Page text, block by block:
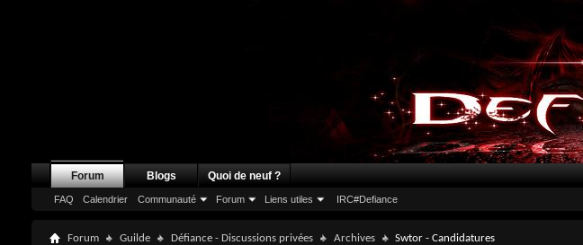
Forum
FAQ Calendrier Communauté Forum Liens utiles IRC#Defiance
Blogs Quoi de neuf ?
Forum Guilde Défiance - Discussions privées Archives Swtor - Candidatures